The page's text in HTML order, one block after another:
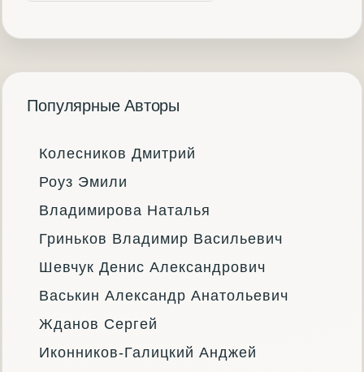
Популярные Авторы
Колесников Дмитрий
Роуз Эмили
Владимирова Наталья
Гриньков Владимир Васильевич
Шевчук Денис Александрович
Васькин Александр Анатольевич
Жданов Сергей
Иконников-Галицкий Анджей